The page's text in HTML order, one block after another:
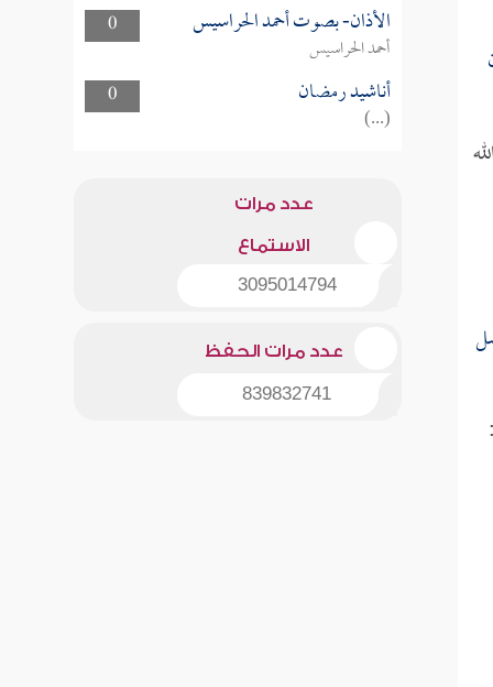
0
الأذان- بصوت أحمد الحراسيس
أحمد الحراسيس
0
أناشيد رمضان
(...)
عدد مرات
الاستماع
3095014794
عدد مرات الحفظ
839832741